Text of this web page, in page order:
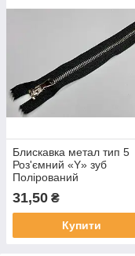
Блискавка метал тип 5
Роз'ємний «Y» зуб
Полірований
(Кишенькова) 18см
31,50 ₴
Купити